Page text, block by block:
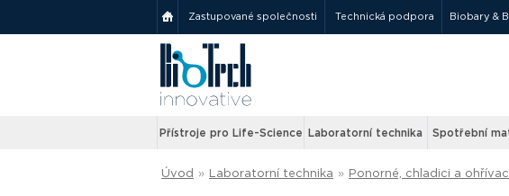
Zastupované společnosti Technická podpora Biobary &
Přístroje pro Life-Science Laboratorní technika Spotřební
Úvod » Laboratorní technika » Ponorné, chladici a